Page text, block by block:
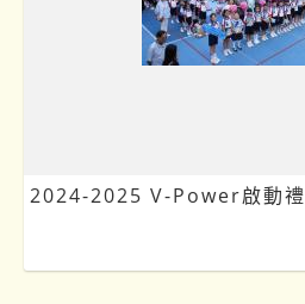
2024-2025 V-Power啟動禮